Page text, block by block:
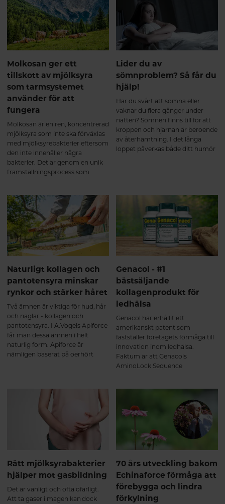
Molkosan ger ett
tillskott av mjölksyra
som tarmsystemet
använder för att
fungera
Molkosan är en ren, koncentrerad
mjölksyra som inte ska förväxlas
med mjölksyrebakterier eftersom
den inte innehåller några
bakterier. Det är genom en unik
framställningsprocess som
förekommer i en välfungerande
mage och tarm.
Lider du av
sömnproblem? Så får du
hjälp!
Har du svårt att somna eller
vaknar du flera gånger under
natten? Sömnen finns till för att
kroppen och hjärnan är beroende
av återhämtning. I det långa
loppet påverkas både ditt humör
Naturligt kollagen och
pantotensyra minskar
rynkor och stärker håret
Två ämnen är viktiga för hud, hår
och naglar - kollagen och
pantotensyra. I A.Vogels Apiforce
får man dessa ämnen i helt
naturlig form. Apiforce är
nämligen baserat på oerhört
Genacol - #1
bästsäljande
kollagenprodukt för
ledhälsa
Genacol har erhållit ett
amerikanskt patent som
fastställer företagets förmåga till
innovation inom ledhälsa.
Faktum är att Genacols
AminoLock Sequence
kollagenproduktionsmetoder på
marknaden. Häng med så
Rätt mjölksyrabakterier
hjälper mot gasbildning
Det är vanligt och ofta ofarligt.
Att ta gaser i magen kan dock
70 års utveckling bakom
Echinaforce förmåga att
förebygga och lindra
förkylning